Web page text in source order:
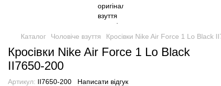
Каталог Чоловіче взуття Кросівки Nike Air Force 1 Lo Black
Кросівки Nike Air Force 1 Lo Black
II7650-200
Артикул: II7650-200 Написати відгук